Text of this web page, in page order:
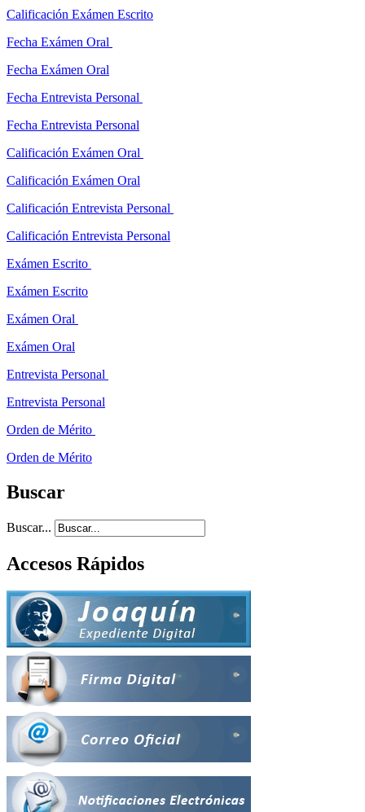
Calificación Exámen Escrito
Fecha Exámen Oral
Fecha Exámen Oral
Fecha Entrevista Personal
Fecha Entrevista Personal
Calificación Exámen Oral
Calificación Exámen Oral
Calificación Entrevista Personal
Calificación Entrevista Personal
Exámen Escrito
Exámen Escrito
Exámen Oral
Exámen Oral
Entrevista Personal
Entrevista Personal
Orden de Mérito
Orden de Mérito
Buscar
Buscar...
Accesos Rápidos